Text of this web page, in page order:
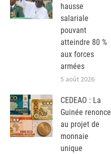
hausse
salariale
pouvant
atteindre 80 %
aux forces
armées
5 août 2026
CEDEAO : La
Guinée renonce
au projet de
monnaie
unique